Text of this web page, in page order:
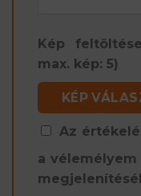
Kép
max. kép: 5)
KÉP
Az
a